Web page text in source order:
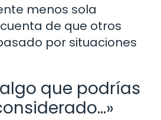
menos sola
de que otros
por situaciones
que podrías